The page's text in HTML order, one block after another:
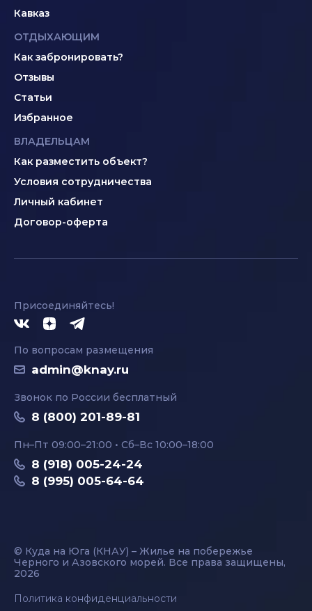
Кавказ
ОТДЫХАЮЩИМ
Как забронировать?
Отзывы
Статьи
Избранное
ВЛАДЕЛЬЦАМ
Как разместить объект?
Условия сотрудничества
Личный кабинет
Договор-оферта
Присоединяйтесь!
По вопросам размещения
admin@knay.ru
Звонок по России бесплатный
8 (800) 201-89-81
Пн–Пт 09:00–21:00 • Сб–Вс 10:00–18:00
8 (918) 005-24-24
8 (995) 005-64-64
© Куда на Юга (КНАУ) – Жилье на побережье
Черного и Азовского морей. Все права защищены,
2026
Политика конфиденциальности